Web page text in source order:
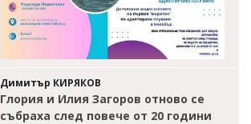
Димитър КИРЯКОВ
Глория и Илия Загоров отново се
събраха след повече от 20 години